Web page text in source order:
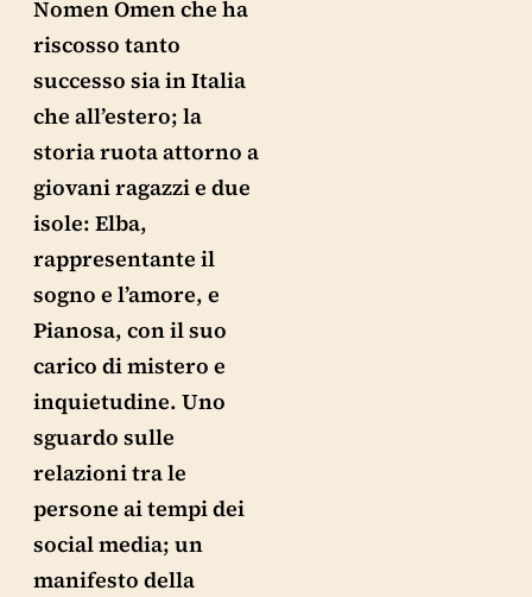
Nomen Omen che ha
riscosso tanto
successo sia in Italia
che all’estero; la
storia ruota attorno a
giovani ragazzi e due
isole: Elba,
rappresentante il
sogno e l’amore, e
Pianosa, con il suo
carico di mistero e
inquietudine. Uno
sguardo sulle
relazioni tra le
persone ai tempi dei
social media; un
manifesto della